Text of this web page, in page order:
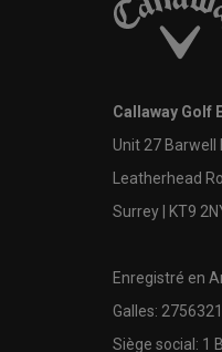
Callaway Golf
Unit 27 Barwell
Leatherhead
Surrey | KT9
Enregistré en
Galles: 2756321
Siège social: 1